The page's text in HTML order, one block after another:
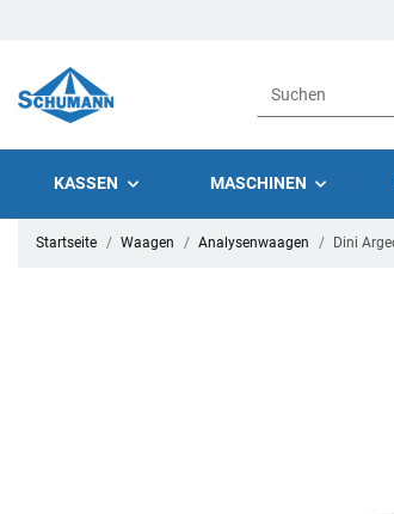
KASSEN MASCHINEN
Startseite Waagen Analysenwaagen Dini